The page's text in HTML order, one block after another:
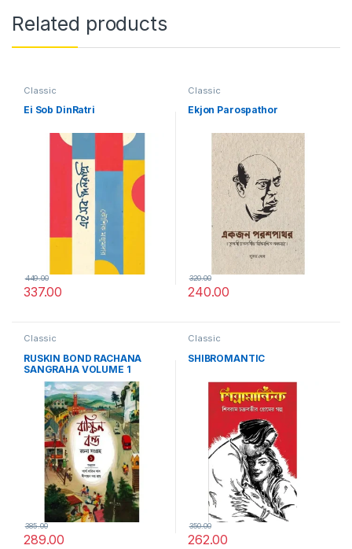
Related products
Classic
Ei Sob DinRatri
337.00
449.00
Classic
Ekjon Parospathor
240.00
320.00
Classic
RUSKIN BOND RACHANA
SANGRAHA VOLUME 1
289.00
385.00
Classic
SHIBROMANTIC
262.00
350.00